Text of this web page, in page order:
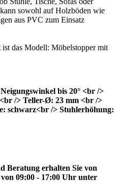
sowohl auf Holzböden wie
aus PVC zum Einsatz
das Modell: Möbelstopper mit
bis 20° <br />
/> Teller-Ø: 23 mm <br />
schwarz<br /> Stuhlerhöhung:
Beratung erhalten Sie von
09:00 - 17:00 Uhr unter